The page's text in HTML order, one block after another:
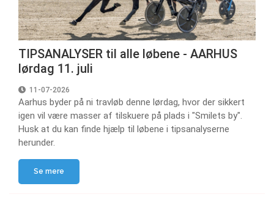
TIPSANALYSER til alle løbene - AARHUS
lørdag 11. juli
11-07-2026
Aarhus byder på ni travløb denne lørdag, hvor der sikkert
igen vil være masser af tilskuere på plads i "Smilets by".
Husk at du kan finde hjælp til løbene i tipsanalyserne
herunder.
Se mere